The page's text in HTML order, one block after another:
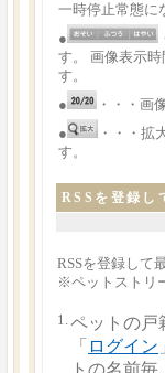
一時停止常態に
●
す。 画像表示
す。
●
・・・画
●
・・・拡
す。
RSSを登録し
RSSを登録して
※ペットストリ
1.ペットの戸
「 ログイン
トの名前